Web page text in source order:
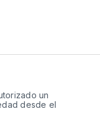
un
desde el